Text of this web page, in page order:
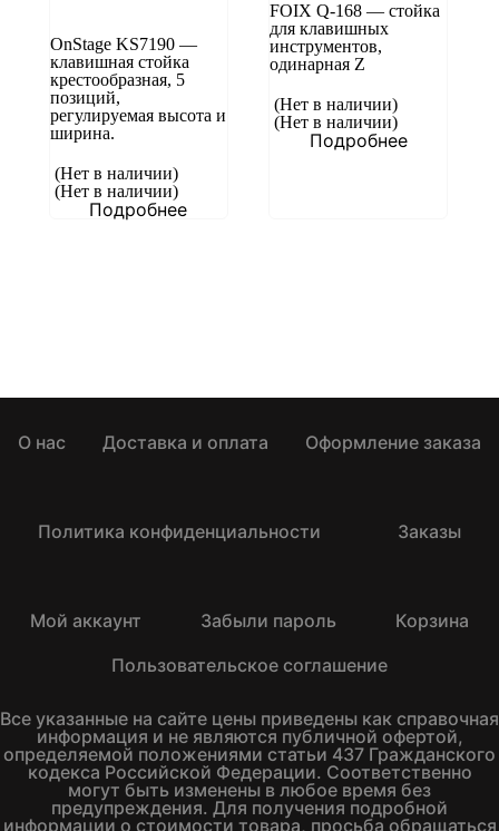
OnStage KS7190 —
клавишная стойка
крестообразная, 5
позиций,
регулируемая высота и
ширина.
(Нет в наличии)
(Нет в наличии)
Подробнее
FOIX Q-168 — стойка
для клавишных
инструментов,
одинарная Z
(Нет в наличии)
(Нет в наличии)
Подробнее
О нас Доставка и оплата Оформление заказа
Политика конфиденциальности Заказы
Мой аккаунт Забыли пароль
Корзина
Пользовательское соглашение
Все указанные на сайте цены приведены как справочная
информация и не являются публичной офертой,
определяемой положениями статьи 437 Гражданского
кодекса Российской Федерации. Соответственно
могут быть изменены в любое время без
предупреждения. Для получения подробной
информации о стоимости товара, просьба обращаться